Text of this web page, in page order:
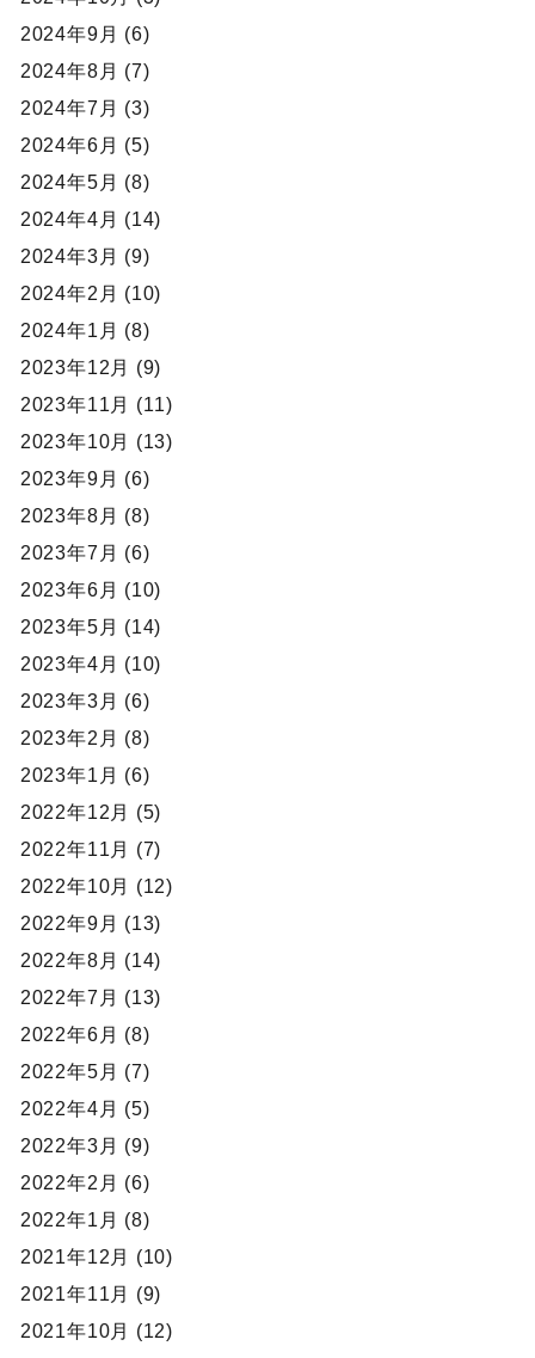
2024年9月 (6)
2024年8月 (7)
2024年7月 (3)
2024年6月 (5)
2024年5月 (8)
2024年4月 (14)
2024年3月 (9)
2024年2月 (10)
2024年1月 (8)
2023年12月 (9)
2023年11月 (11)
2023年10月 (13)
2023年9月 (6)
2023年8月 (8)
2023年7月 (6)
2023年6月 (10)
2023年5月 (14)
2023年4月 (10)
2023年3月 (6)
2023年2月 (8)
2023年1月 (6)
2022年12月 (5)
2022年11月 (7)
2022年10月 (12)
2022年9月 (13)
2022年8月 (14)
2022年7月 (13)
2022年6月 (8)
2022年5月 (7)
2022年4月 (5)
2022年3月 (9)
2022年2月 (6)
2022年1月 (8)
2021年12月 (10)
2021年11月 (9)
2021年10月 (12)